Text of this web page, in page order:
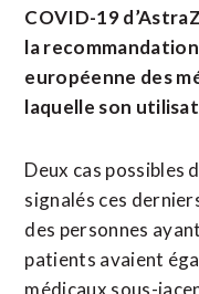
COVID-19
la
européenne des
laquelle son
Deux cas possibles
signalés ces
des personnes
patients avaient
médicaux sous-